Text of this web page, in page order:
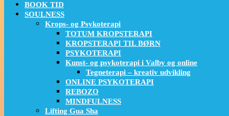
BOOK TID
SOULNESS
Krops- og Psykoterapi
TOTUM KROPSTERAPI
KROPSTERAPI TIL BØRN
PSYKOTERAPI
Kunst- og psykoterapi i Valby og online
Tegneterapi – kreativ udvikling
ONLINE PSYKOTERAPI
REBOZO
MINDFULNESS
Lifting Gua Sha